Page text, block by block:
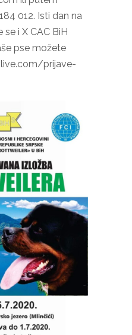
012. Isti dan na
i X CAC BiH
pse možete
prijave-